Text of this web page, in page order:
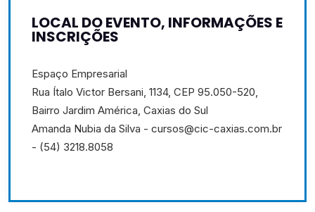
LOCAL DO EVENTO, INFORMAÇÕES E
INSCRIÇÕES
Espaço Empresarial
Rua Ítalo Victor Bersani, 1134, CEP 95.050-520,
Bairro Jardim América, Caxias do Sul
Amanda Nubia da Silva - cursos@cic-caxias.com.br
- (54) 3218.8058